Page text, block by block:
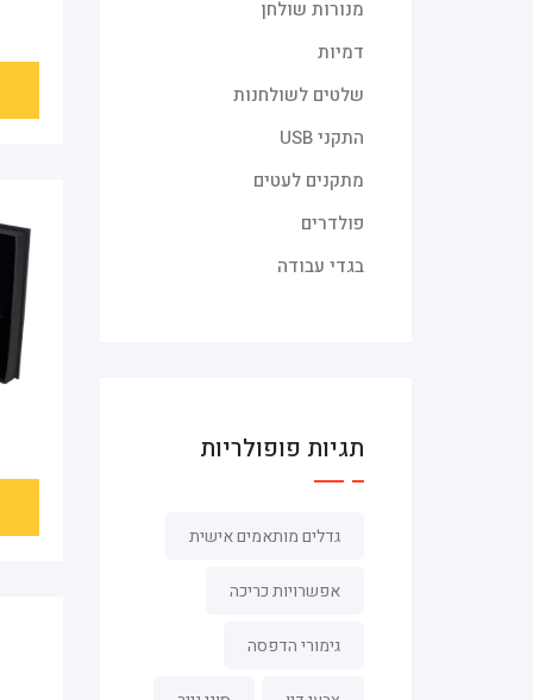
מנורות שולחן
דמיות
שלטים לשולחנות
התקני USB
מתקנים לעטים
פולדרים
בגדי עבודה
תגיות פופולריות
גדלים מותאמים אישית
אפשרויות כריכה
גימורי הדפסה